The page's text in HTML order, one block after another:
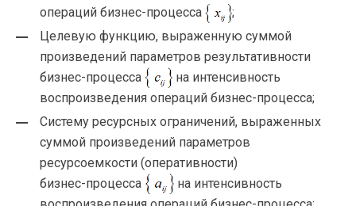
операций бизнес-процесса
;
Целевую функцию, выраженную суммой
произведений параметров результативности
бизнес-процесса
на интенсивность
воспроизведения операций бизнес-процесса;
Систему ресурсных ограничений, выраженных
суммой произведений параметров
ресурсоемкости (оперативности)
бизнес-процесса
на интенсивность